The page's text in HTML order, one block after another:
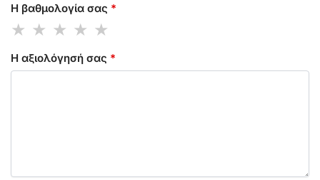
Η βαθμολογία σας *
Η αξιολόγησή σας *